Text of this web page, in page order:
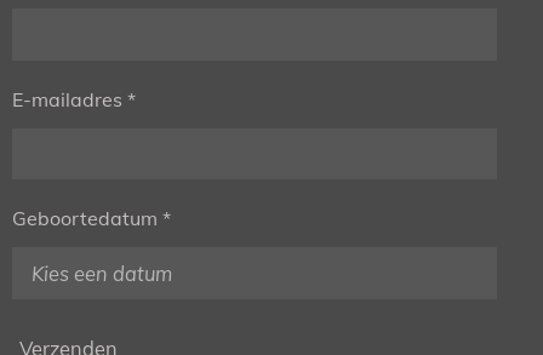
E-mailadres *
Geboortedatum *
Verzenden